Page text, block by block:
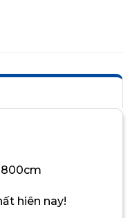
hiên nay!